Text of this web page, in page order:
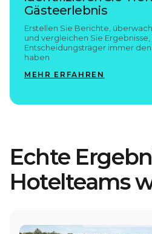
Gästeerlebnis
Erstellen Sie Berichte,
und vergleichen Sie
Entscheidungsträger immer
haben
MEHR ERFAHREN
Echte
Hotelteams